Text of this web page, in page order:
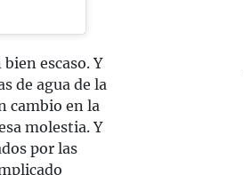
escaso. Y
de agua de la
cambio en la
molestia. Y
por las